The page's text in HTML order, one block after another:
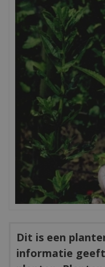
Dit is een
informatie